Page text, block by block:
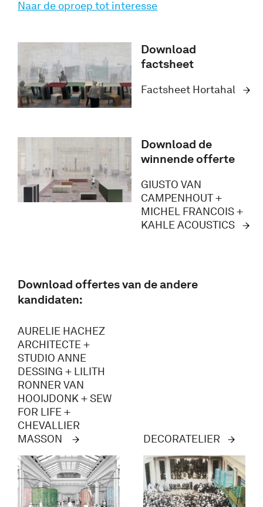
Naar de oproep tot interesse
Download
factsheet
Factsheet Hortahal
Download de
winnende offerte
GIUSTO VAN
CAMPENHOUT +
MICHEL FRANCOIS +
KAHLE ACOUSTICS
Download offertes van de andere
kandidaten:
AURELIE HACHEZ
ARCHITECTE +
STUDIO ANNE
DESSING + LILITH
RONNER VAN
HOOIJDONK + SEW
FOR LIFE +
CHEVALLIER
MASSON
DECORATELIER